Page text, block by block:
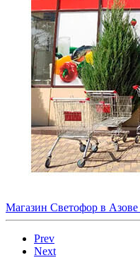
Магазин Светофор в
Prev
Next